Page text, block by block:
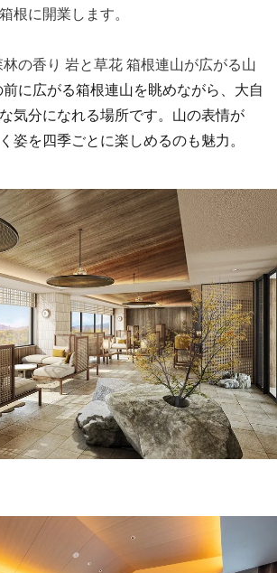
根に開業します。
林の香り 岩と草花 箱根連山が広がる山
前に広がる箱根連山を眺めながら、大自
気分になれる場所です。山の表情が
姿を四季ごとに楽しめるのも魅力。